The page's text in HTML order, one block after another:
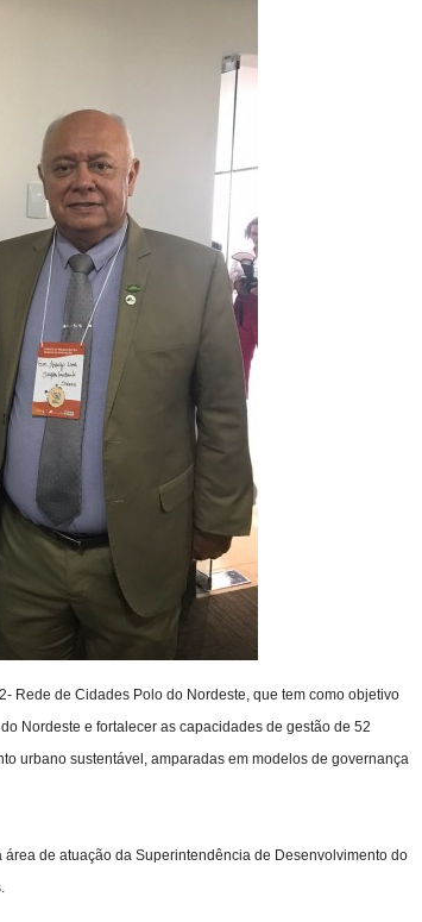
Rede de Cidades Polo do Nordeste, que tem como objetivo
Nordeste e fortalecer as capacidades de gestão de 52
urbano sustentável, amparadas em modelos de governança
de atuação da Superintendência de Desenvolvimento do